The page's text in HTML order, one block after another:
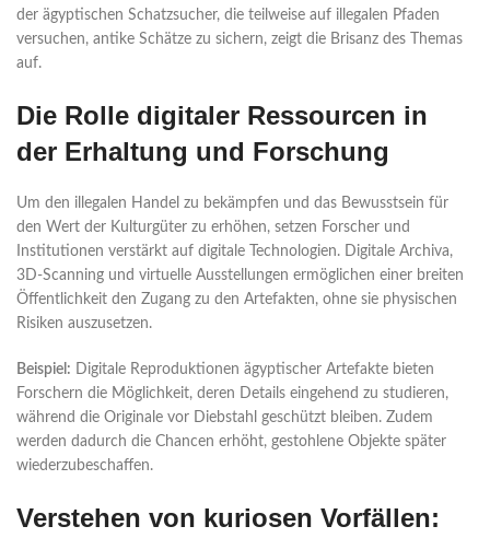
der ägyptischen Schatzsucher, die teilweise auf illegalen Pfaden
versuchen, antike Schätze zu sichern, zeigt die Brisanz des Themas
auf.
Die Rolle digitaler Ressourcen in
der Erhaltung und Forschung
Um den illegalen Handel zu bekämpfen und das Bewusstsein für
den Wert der Kulturgüter zu erhöhen, setzen Forscher und
Institutionen verstärkt auf digitale Technologien. Digitale Archiva,
3D-Scanning und virtuelle Ausstellungen ermöglichen einer breiten
Öffentlichkeit den Zugang zu den Artefakten, ohne sie physischen
Risiken auszusetzen.
Beispiel: Digitale Reproduktionen ägyptischer Artefakte bieten
Forschern die Möglichkeit, deren Details eingehend zu studieren,
während die Originale vor Diebstahl geschützt bleiben. Zudem
werden dadurch die Chancen erhöht, gestohlene Objekte später
wiederzubeschaffen.
Verstehen von kuriosen Vorfällen: